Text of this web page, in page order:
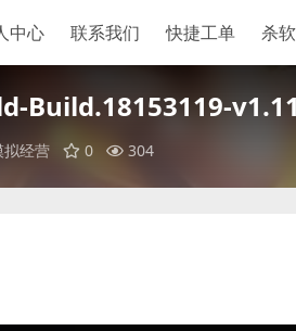
中心 联系我们 快捷工单 杀
Build.18153119-
拟经营 0 304